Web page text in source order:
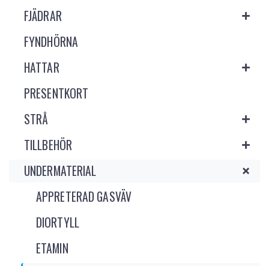
FJÄDRAR
FYNDHÖRNA
HATTAR
PRESENTKORT
STRÅ
TILLBEHÖR
UNDERMATERIAL
APPRETERAD GASVÄV
DIORTYLL
ETAMIN